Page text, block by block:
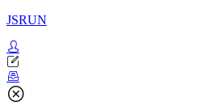
JSRUN